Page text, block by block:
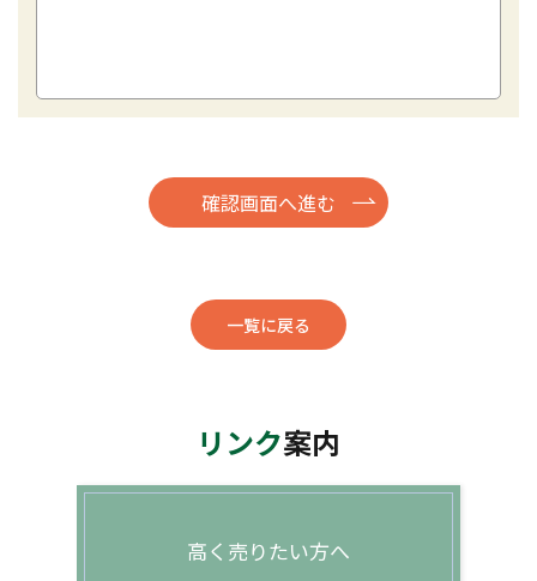
一覧に戻る
リンク案内
高く売りたい方へ